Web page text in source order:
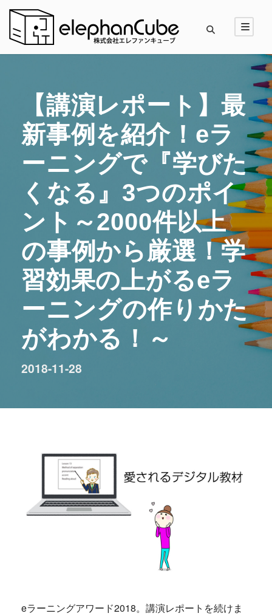
【講演レポート】最
新事例を紹介！eラ
ーニングで『学びた
くなる』3つのポイ
ント～2000件以上
の事例から厳選！学
習効果の上がるeラ
ーニングの作りかた
がわかる！～
2018-11-28
eラーニングアワード2018。講演レポートを続けま